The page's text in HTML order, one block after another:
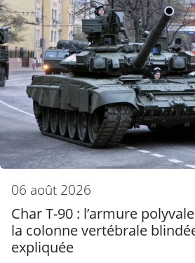
06 août 2026
Char T-90 : l’armure
la colonne vertébrale
expliquée